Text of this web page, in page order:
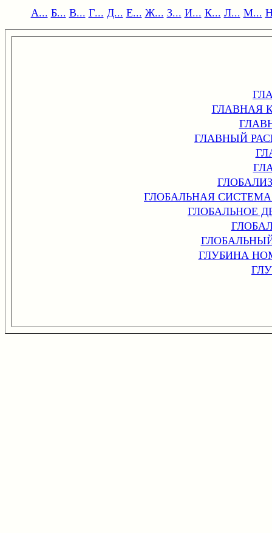
А... Б... В... Г... Д... Е... Ж... З... И... К... Л... М...
ГЛАВНАЯ
ГЛАВНЫЙ
ГЛОБАЛЬНАЯ
ГЛОБАЛЬНОЕ
ГЛУБИНА